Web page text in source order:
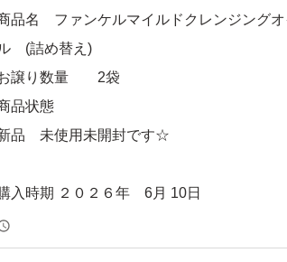
品名 ファンケルマイルドクレンジング
(詰め替え)
譲り数量 2袋
品状態
品 未使用未開封です☆
入時期 ２０２６年 6月 10日
発送方法 ゆうパケ
mini便にて、お届けになります。